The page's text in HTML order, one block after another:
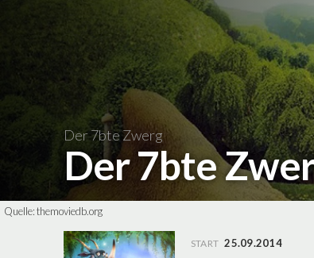
Der 7bte Zwerg
Der 7bte
Quelle:themoviedb.org
START 25.09.2014